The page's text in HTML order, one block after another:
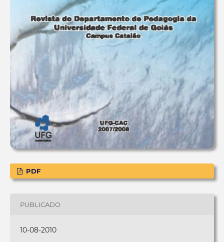
PDF
PUBLICADO
10-08-2010